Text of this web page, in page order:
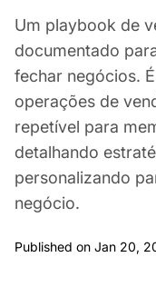
Um playbook de
documentado
fechar negócios.
operações de
repetível para
detalhando
personalizando
negócio.
Published on Jan 20,